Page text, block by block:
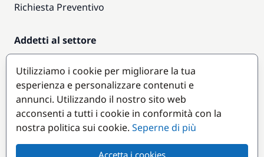
Richiesta Preventivo
Addetti al settore
Accesso armatori
Diventare partner
Destinazioni popolari
Utilizziamo i cookie per migliorare la tua
esperienza e personalizzare contenuti e
annunci. Utilizzando il nostro sito web
acconsenti a tutti i cookie in conformità con la
nostra politica sui cookie. Seperne di più
Accetta i cookies